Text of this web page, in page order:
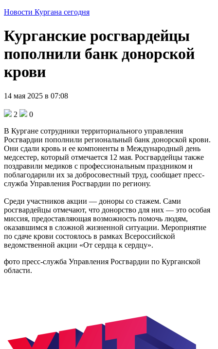
Новости Кургана сегодня
Курганские росгвардейцы
пополнили банк донорской
крови
14 мая 2025 в 07:08
2
0
В Кургане сотрудники территориального управления
Росгвардии пополнили региональный банк донорской крови.
Они сдали кровь и ее компоненты в Международный день
медсестер, который отмечается 12 мая. Росгвардейцы также
поздравили медиков с профессиональным праздником и
поблагодарили их за добросовестный труд, сообщает пресс-
служба Управления Росгвардии по региону.
Среди участников акции — доноры со стажем. Сами
росгвардейцы отмечают, что донорство для них — это особая
миссия, предоставляющая возможность помочь людям,
оказавшимся в сложной жизненной ситуации. Мероприятие
по сдаче крови состоялось в рамках Всероссийской
ведомственной акции «От сердца к сердцу».
фото пресс-служба Управления Росгвардии по Курганской
области.